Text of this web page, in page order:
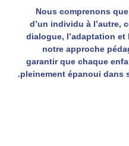
Nous comprenons
d’un individu à l’autre,
dialogue, l’adaptation
notre approche
garantir que chaque
pleinement épanoui dans